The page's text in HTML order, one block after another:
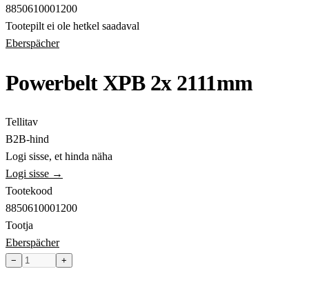
8850610001200
Tootepilt ei ole hetkel saadaval
Eberspächer
Powerbelt XPB 2x 2111mm
Tellitav
B2B-hind
Logi sisse, et hinda näha
Logi sisse →
Tootekood
8850610001200
Tootja
Eberspächer
− +